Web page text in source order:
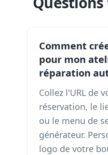
Comment
pour mon
réparation
Collez l'URL de
réservation, le
ou le menu de
générateur.
logo de votre